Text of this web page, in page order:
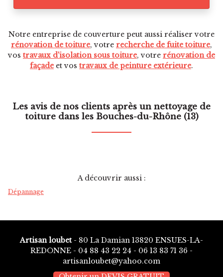
Notre entreprise de couverture peut aussi réaliser votre
rénovation de toiture, votre recherche de fuite toiture,
vos travaux d'isolation sous toiture, votre rénovation de
façade et vos travaux de peinture extérieure.
Les avis de nos clients après un nettoyage de
toiture dans les Bouches-du-Rhône (13)
A découvrir aussi :
Dépannage
Artisan loubet- 80 La Damian 13820 ENSUES-LA-
REDONNE - 04 88 43 22 24 - 06 13 83 71 36 -
artisanloubet@yahoo.com